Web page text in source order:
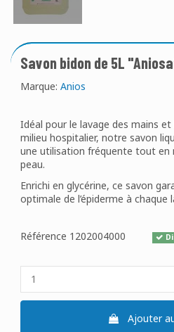
Savon bidon de 5L
Marque: Anios
Idéal pour le lavage des mains
milieu hospitalier, notre savon
une utilisation fréquente tout en
peau.
Enrichi en glycérine, ce savon
optimale de l’épiderme à chaque
Référence 1202004000
Ajouter